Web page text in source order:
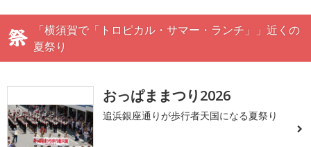
「横須賀で「トロピカル・サマー・ランチ」」近くの
夏祭り
おっぱままつり2026
追浜銀座通りが歩行者天国になる夏祭り